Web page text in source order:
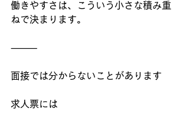
働きやすさは、こういう小さな積み重
ねで決まります。
⸻
面接では分からないことがあります
求人票には